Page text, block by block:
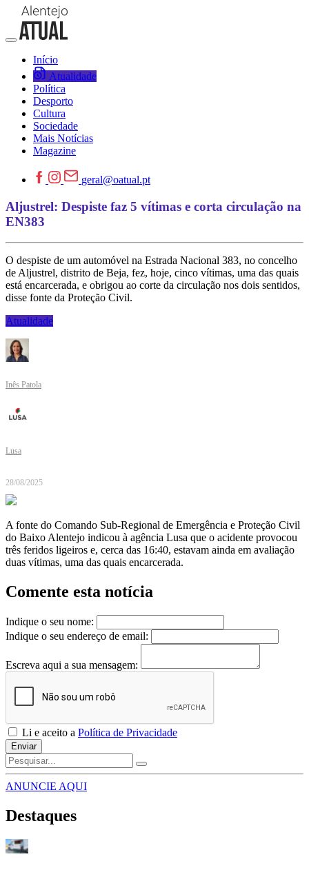
Início
Atualidade
Política
Desporto
Cultura
Sociedade
Mais Notícias
Magazine
geral@oatual.pt
Aljustrel: Despiste faz 5 vítimas e corta circulação na
EN383
O despiste de um automóvel na Estrada Nacional 383, no concelho
de Aljustrel, distrito de Beja, fez, hoje, cinco vítimas, uma das quais
está encarcerada, e obrigou ao corte da circulação nos dois sentidos,
disse fonte da Proteção Civil.
Atualidade
Inês Patola
Lusa
28/08/2025
A fonte do Comando Sub-Regional de Emergência e Proteção Civil
do Baixo Alentejo indicou à agência Lusa que o acidente provocou
três feridos ligeiros e, cerca das 16:40, estavam ainda em avaliação
duas vítimas, uma das quais encarcerada.
Comente esta notícia
Indique o seu nome:
Indique o seu endereço de email:
Escreva aqui a sua mensagem:
Li e aceito a Política de Privacidade
Enviar
ANUNCIE AQUI
Destaques